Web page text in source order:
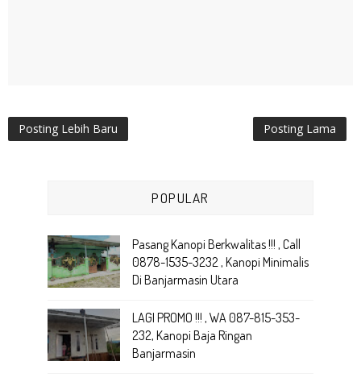
Posting Lebih Baru Posting Lama
POPULAR
Pasang Kanopi Berkwalitas !!! , Call
0878-1535-3232 , Kanopi Minimalis
Di Banjarmasin Utara
LAGI PROMO !!! , WA 087-815-353-
232, Kanopi Baja Ringan
Banjarmasin